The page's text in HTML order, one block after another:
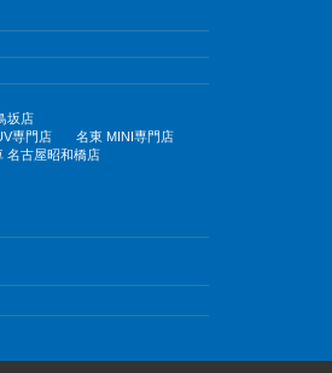
坂店
専門店
名東 MINI専門店
名古屋昭和橋店